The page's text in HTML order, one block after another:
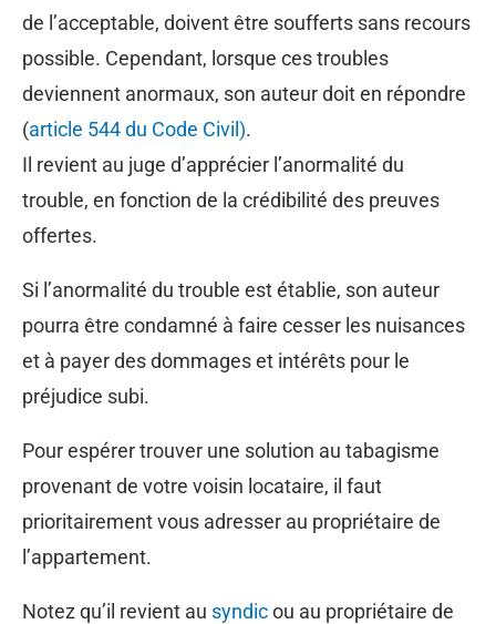
de l’acceptable, doivent être soufferts sans recours
possible. Cependant, lorsque ces troubles
deviennent anormaux, son auteur doit en répondre
(article 544 du Code Civil).
Il revient au juge d’apprécier l’anormalité du
trouble, en fonction de la crédibilité des preuves
offertes.
Si l’anormalité du trouble est établie, son auteur
pourra être condamné à faire cesser les nuisances
et à payer des dommages et intérêts pour le
préjudice subi.
Pour espérer trouver une solution au tabagisme
provenant de votre voisin locataire, il faut
prioritairement vous adresser au propriétaire de
l’appartement.
Notez qu’il revient au syndicou au propriétaire de